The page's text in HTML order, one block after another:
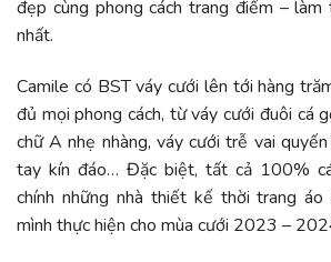
đẹp cùng phong cách trang điểm –
nhất.
Camile có BST váy cưới lên tới hàng
đủ mọi phong cách, từ váy cưới đuôi cá
chữ A nhẹ nhàng, váy cưới trễ vai
tay kín đáo… Đặc biệt, tất cả 100%
chính những nhà thiết kế thời trang
mình thực hiện cho mùa cưới 2023 –